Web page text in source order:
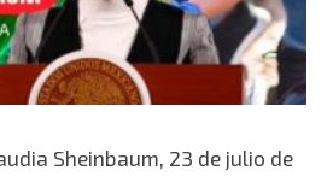
Sheinbaum, 23 de julio de